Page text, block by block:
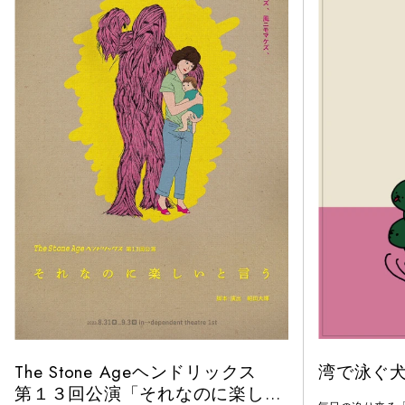
The Stone Ageヘンドリックス
第１３回公演「それなのに楽しい
湾で泳ぐ